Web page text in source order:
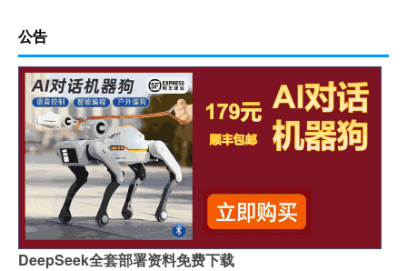
公告
DeepSeek全套部署资料免费下载